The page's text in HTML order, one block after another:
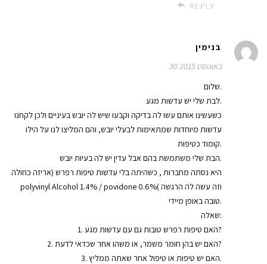
REPLY
בנימין
30 באוגוסט 2015
שלום.
לבת שלי יש עדשות מגע.
כשעשינו אותם עשו לה בדיקה וקבעו שיש לה יובש בעיניים ולכן לקחנו
עדשות מיוחדות שמתאימות לבעלי יובש, והם המליצו לנו על הילו
קומוד כטיפות.
הבת שלי משתמשת בהם אבל עדין יש לה בעיות יובש.
היא נסתה מחברות , כשהיתה בלי עדשות טיפות רפרש (אריזה כחולה
polyvinyl Alcohol 1.4% / povidone 0.6%( וזה עשה לה הרגשה
טובה באופן מיידי.
שאלה:
1. האם טיפות רפרש טובות גם עם עדשות מגע?
2. האם יש בהן חומר משמר, או משהו אחר שכדאי לדעת?
3. האם יש טיפות או טיפול אחר שאתה ממליץ.